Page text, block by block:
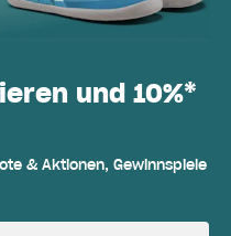
und 10%*
& Aktionen, Gewinnspiele